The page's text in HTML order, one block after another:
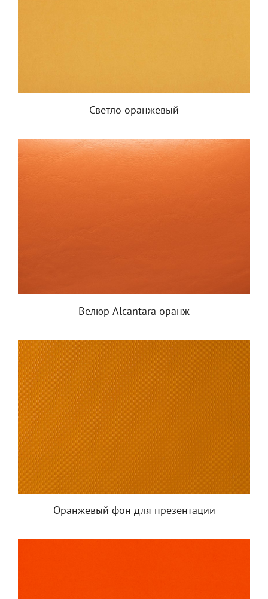
Светло оранжевый
Велюр Alcantara оранж
Оранжевый фон для презентации